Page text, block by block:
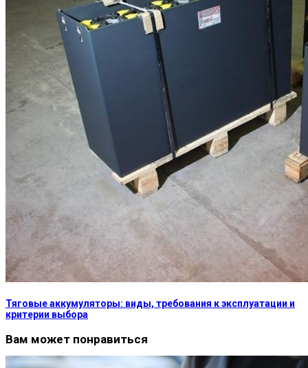
Тяговые аккумуляторы: виды, требования к эксплуатации и
критерии выбора
Вам может понравиться